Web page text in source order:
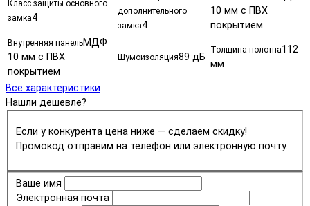
Класс защиты основного
замка4
дополнительного
замка4
10 мм с ПВХ
покрытием
Внутренняя панельМДФ
10 мм с ПВХ
покрытием
Шумоизоляция89 дБ
Толщина полотна112
мм
Все характеристики
Нашли дешевле?
Если у конкурента цена ниже — сделаем скидку!
Промокод отправим на телефон или электронную почту.
Ваше имя
Электронная почта